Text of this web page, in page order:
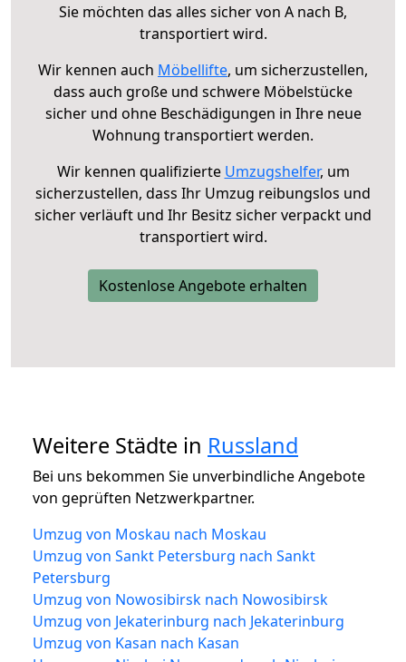
Sie möchten das alles sicher von A nach B,
transportiert wird.
Wir kennen auch Möbellifte, um sicherzustellen,
dass auch große und schwere Möbelstücke
sicher und ohne Beschädigungen in Ihre neue
Wohnung transportiert werden.
Wir kennen qualifizierte Umzugshelfer, um
sicherzustellen, dass Ihr Umzug reibungslos und
sicher verläuft und Ihr Besitz sicher verpackt und
transportiert wird.
Kostenlose Angebote erhalten
Weitere Städte in Russland
Bei uns bekommen Sie unverbindliche Angebote
von geprüften Netzwerkpartner.
Umzug von Moskau nach Moskau
Umzug von Sankt Petersburg nach Sankt
Petersburg
Umzug von Nowosibirsk nach Nowosibirsk
Umzug von Jekaterinburg nach Jekaterinburg
Umzug von Kasan nach Kasan